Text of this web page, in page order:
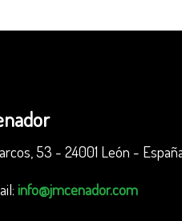
53 - 24001 León -
info@jmcenador.com